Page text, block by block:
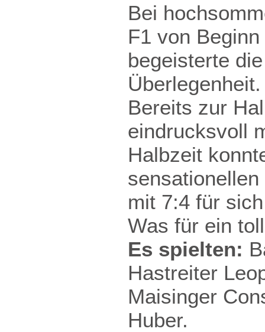
Bei
F1 von
begeisterte
Überlegenheit.
Bereits zur
eindrucksvoll
Halbzeit
mit 7:4 für
Was für ein
Es spielten:
Hastreiter
Maisinger
Huber.